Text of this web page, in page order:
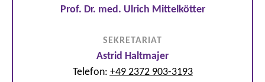
Prof. Dr. med. Ulrich Mittelkötter
SEKRETARIAT
Astrid Haltmajer
Telefon: +49 2372 903-3193